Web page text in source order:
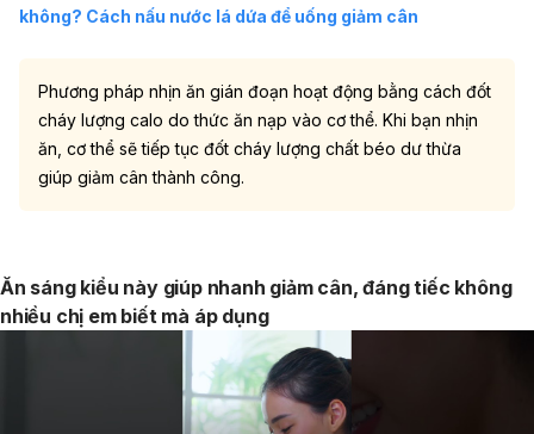
không? Cách nấu nước lá dứa để uống giảm cân
Phương pháp nhịn ăn gián đoạn hoạt động bằng cách đốt
cháy lượng calo do thức ăn nạp vào cơ thể. Khi bạn nhịn
ăn, cơ thể sẽ tiếp tục đốt cháy lượng chất béo dư thừa
giúp giảm cân thành công.
Ăn sáng kiểu này giúp nhanh giảm cân, đáng tiếc không
nhiều chị em biết mà áp dụng